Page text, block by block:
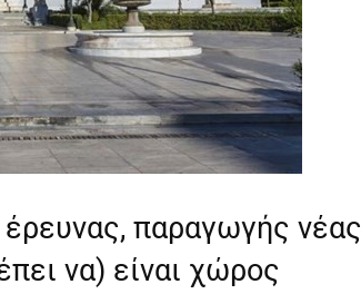
παραγωγής νέας
να) είναι χώρος